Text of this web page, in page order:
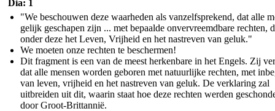
Dia: 1
"We beschouwen deze waarheden als vanzelfsprekend, dat alle
gelijk geschapen zijn ... met bepaalde onvervreemdbare rechten,
onder deze het Leven, Vrijheid en het nastreven van geluk."
We moeten onze rechten te beschermen!
Dit fragment is een van de meest herkenbare in het Engels. Zij
dat alle mensen worden geboren met natuurlijke rechten, met
van leven, vrijheid en het nastreven van geluk. De verklaring zal
uitbreiden uit dit, waarin staat hoe deze rechten werden
door Groot-Brittannië.